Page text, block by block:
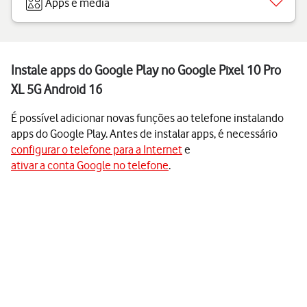
Apps e media
Instale apps do Google Play no Google Pixel 10 Pro
XL 5G Android 16
É possível adicionar novas funções ao telefone instalando
apps do Google Play. Antes de instalar apps, é necessário
configurar o telefone para a Internete
ativar a conta Google no telefone.